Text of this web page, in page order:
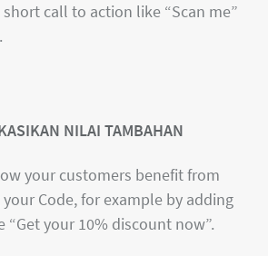
call to action like “Scan me”
NILAI TAMBAHAN
your customers benefit from
Code, for example by adding
“Get your 10% discount now”.